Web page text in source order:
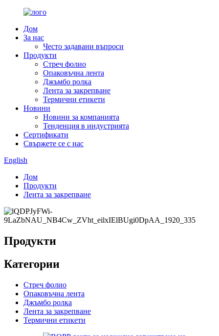
Дом
За нас
Често задавани въпроси
Продукти
Стреч фолио
Опаковъчна лента
Джъмбо ролка
Лента за закрепване
Термични етикети
Новини
Новини за компанията
Тенденция в индустрията
Сертификати
Свържете се с нас
English
Дом
Продукти
Лента за закрепване
Продукти
Категории
Стреч фолио
Опаковъчна лента
Джъмбо ролка
Лента за закрепване
Термични етикети